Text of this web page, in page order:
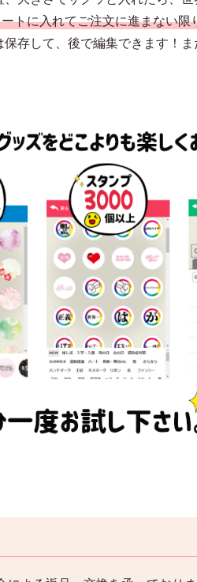
トに入れてご注文に進まない限
存して、後で編集できます！